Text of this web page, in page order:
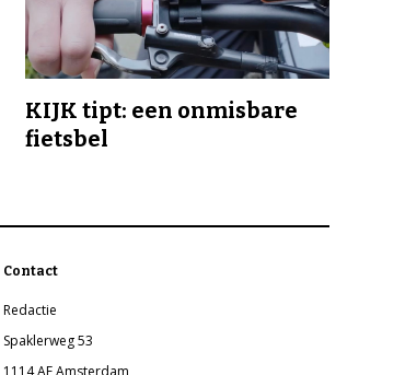
KIJK tipt: een onmisbare
fietsbel
Contact
Redactie
Spaklerweg 53